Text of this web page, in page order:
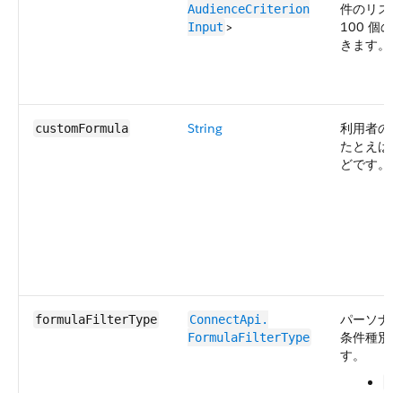
AudienceCriterion​
Input >
件のリス
100 個の
きます。
customFormula String
利用者の
たとえば
どです。
formulaFilterType
ConnectApi.​
FormulaFilterType
パーソナ
条件種別
す。